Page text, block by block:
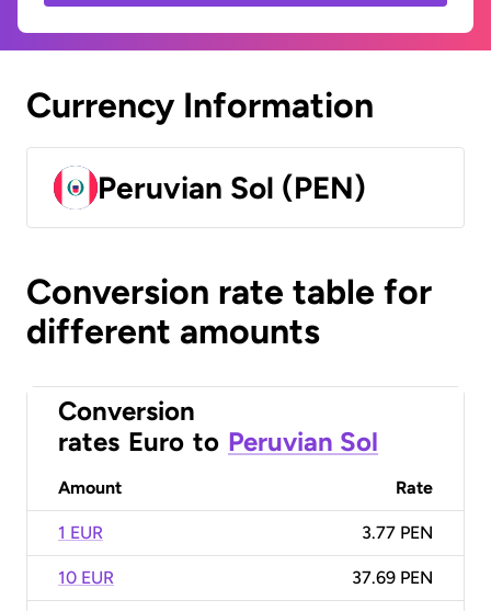
Currency Information
Peruvian Sol (PEN)
Conversion rate table for
different amounts
Conversion
rates Euro to Peruvian Sol
Amount Rate
1 EUR 3.77 PEN
10 EUR 37.69 PEN